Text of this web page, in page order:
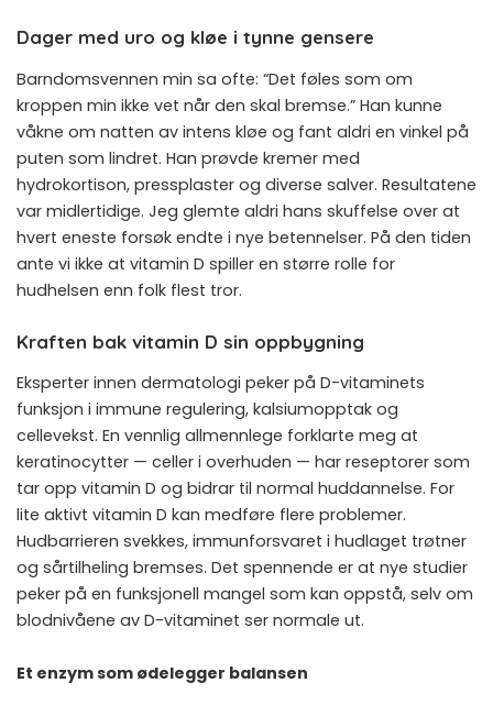
Dager med uro og kløe i tynne gensere
Barndomsvennen min sa ofte: “Det føles som om
kroppen min ikke vet når den skal bremse.” Han kunne
våkne om natten av intens kløe og fant aldri en vinkel på
puten som lindret. Han prøvde kremer med
hydrokortison, pressplaster og diverse salver. Resultatene
var midlertidige. Jeg glemte aldri hans skuffelse over at
hvert eneste forsøk endte i nye betennelser. På den tiden
ante vi ikke at vitamin D spiller en større rolle for
hudhelsen enn folk flest tror.
Kraften bak vitamin D sin oppbygning
Eksperter innen dermatologi peker på D-vitaminets
funksjon i immune regulering, kalsiumopptak og
cellevekst. En vennlig allmennlege forklarte meg at
keratinocytter — celler i overhuden — har reseptorer som
tar opp vitamin D og bidrar til normal huddannelse. For
lite aktivt vitamin D kan medføre flere problemer.
Hudbarrieren svekkes, immunforsvaret i hudlaget trøtner
og sårtilheling bremses. Det spennende er at nye studier
peker på en funksjonell mangel som kan oppstå, selv om
blodnivåene av D-vitaminet ser normale ut.
Et enzym som ødelegger balansen